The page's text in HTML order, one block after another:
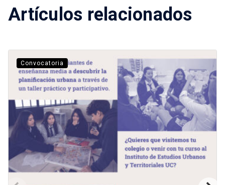
Artículos relacionados
Convocatoria